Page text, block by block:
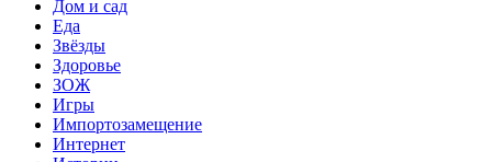
Дом и сад
Еда
Звёзды
Здоровье
ЗОЖ
Игры
Импортозамещение
Интернет